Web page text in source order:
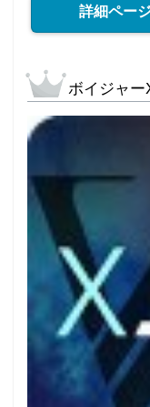
詳細ペー
ボイジャ